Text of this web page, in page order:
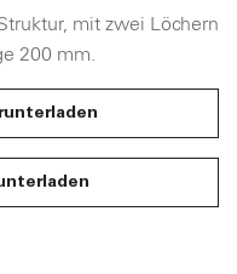
mit zwei Löchern
200 mm.